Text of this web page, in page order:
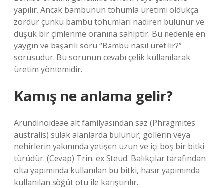
yapılır. Ancak bambunun tohumla üretimi oldukça
zordur çünkü bambu tohumları nadiren bulunur ve
düşük bir çimlenme oranına sahiptir. Bu nedenle en
yaygın ve başarılı soru “Bambu nasıl üretilir?”
sorusudur. Bu sorunun cevabı çelik kullanılarak
üretim yöntemidir.
Kamış ne anlama gelir?
Arundinoideae alt familyasından saz (Phragmites
australis) sulak alanlarda bulunur; göllerin veya
nehirlerin yakınında yetişen uzun ve içi boş bir bitki
türüdür. (Cevap) Trin. ex Steud. Balıkçılar tarafından
olta yapımında kullanılan bu bitki, hasır yapımında
kullanılan söğüt otu ile karıştırılır.